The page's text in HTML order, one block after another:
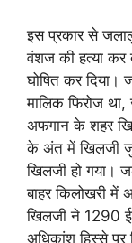
इस प्रकार से
वंशज की हत्या कर
घोषित कर दिया।
मालिक फिरोज था,
अफगान के शहर
के अंत में खिलजी
खिलजी हो गया।
बाहर किलोखरी में
खिलजी ने 1290
अधिकांश हिस्से पर